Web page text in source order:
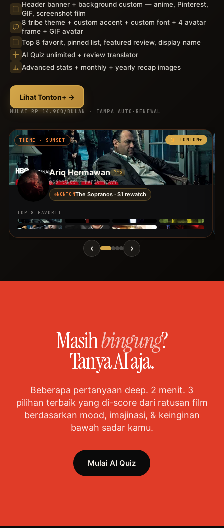
Header banner + background custom — anime, Pinterest,
GIF, screenshot film
8 tribe theme + custom accent + custom font + 4 avatar
frame + GIF avatar
Top 8 favorit, pinned list, featured review, display name
AI Quiz unlimited + review translator
Advanced stats + monthly + yearly recap images
Lihat Tonton+ →
MULAI RP 14.900/BULAN · TANPA AUTO-RENEWAL
THEME · SUNSET TONTON+
Ariq Hermawan
Pro
@SOPRANOS · MAFIA HEAVY
NONTON The Sopranos · S1 rewatch
TOP 8 FAVORIT
‹ ›
Masihbingung?
Tanya AI aja.
Beberapa pertanyaan deep. 2 menit. 3
pilihan terbaik yang di-score dari ratusan film
berdasarkan mood, imajinasi, & keinginan
bawah sadar kamu.
Mulai AI Quiz